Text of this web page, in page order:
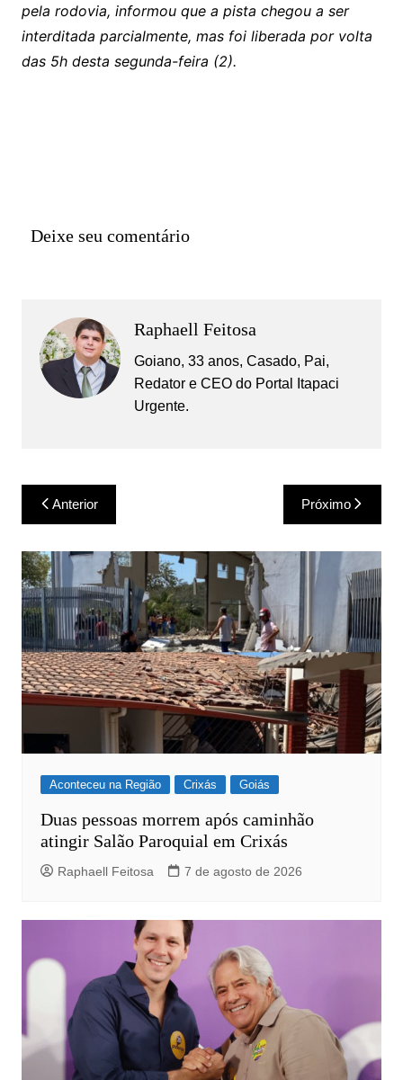
pela rodovia, informou que a pista chegou a ser
interditada parcialmente, mas foi liberada por volta
das 5h desta segunda-feira (2).
Deixe seu comentário
Raphaell Feitosa
Goiano, 33 anos, Casado, Pai,
Redator e CEO do Portal Itapaci
Urgente.
Navegação
de
Post
Anterior Próximo
Aconteceu na Região Crixás Goiás
Duas pessoas morrem após caminhão
atingir Salão Paroquial em Crixás
Raphaell Feitosa 7 de agosto de 2026